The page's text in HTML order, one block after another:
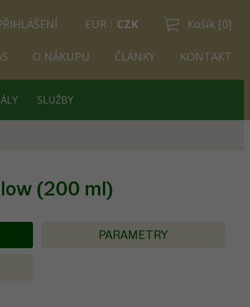
Košík [0]
EUR CZK
O NÁKUPU ČLÁNKY KONTAKT
SLUŽBY
(200 ml)
PARAMETRY